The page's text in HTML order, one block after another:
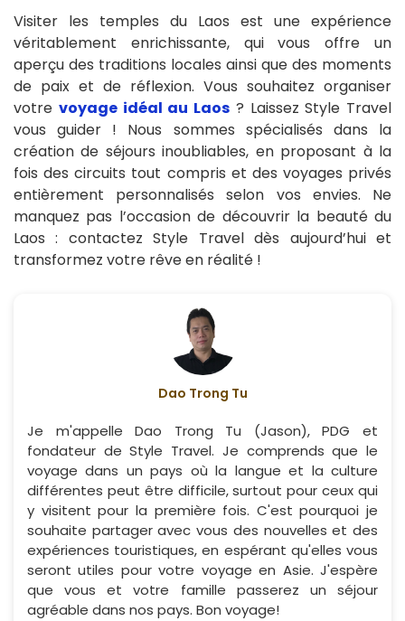
Visiter les temples du Laos est une expérience
véritablement enrichissante, qui vous offre un
aperçu des traditions locales ainsi que des moments
de paix et de réflexion. Vous souhaitez organiser
votre voyage idéal au Laos ? Laissez Style Travel
vous guider ! Nous sommes spécialisés dans la
création de séjours inoubliables, en proposant à la
fois des circuits tout compris et des voyages privés
entièrement personnalisés selon vos envies. Ne
manquez pas l’occasion de découvrir la beauté du
Laos : contactez Style Travel dès aujourd’hui et
transformez votre rêve en réalité !
Dao Trong Tu
Je m'appelle Dao Trong Tu (Jason), PDG et
fondateur de Style Travel. Je comprends que le
voyage dans un pays où la langue et la culture
différentes peut être difficile, surtout pour ceux qui
y visitent pour la première fois. C'est pourquoi je
souhaite partager avec vous des nouvelles et des
expériences touristiques, en espérant qu'elles vous
seront utiles pour votre voyage en Asie. J'espère
que vous et votre famille passerez un séjour
agréable dans nos pays. Bon voyage!